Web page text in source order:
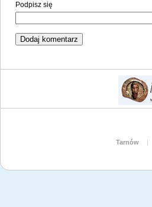
Podpisz się
Tarnów |